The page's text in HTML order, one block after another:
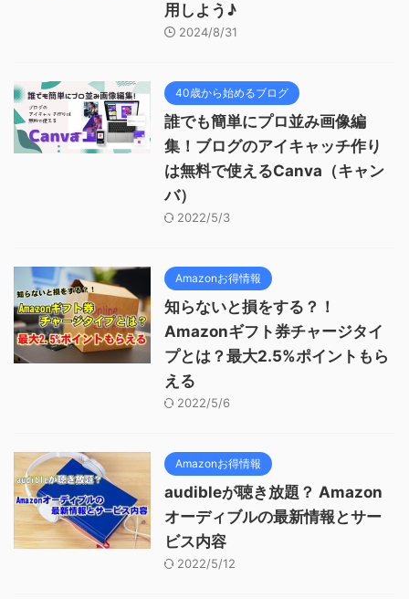
用しよう♪
2024/8/31
40歳から始めるブログ
誰でも簡単にプロ並み画像編
集！ブログのアイキャッチ作り
は無料で使えるCanva（キャン
バ）
2022/5/3
Amazonお得情報
知らないと損をする？！
Amazonギフト券チャージタイ
プとは？最大2.5%ポイントもら
える
2022/5/6
Amazonお得情報
audibleが聴き放題？ Amazon
オーディブルの最新情報とサー
ビス内容
2022/5/12